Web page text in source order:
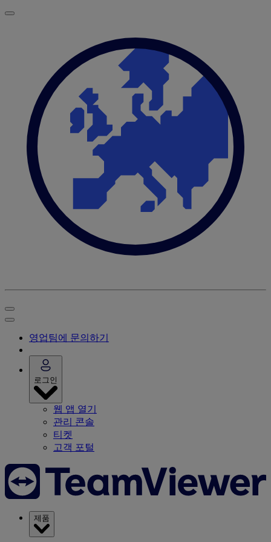
영업팀에 문의하기
로그인
웹 앱 열기
관리 콘솔
티켓
고객 포털
제품